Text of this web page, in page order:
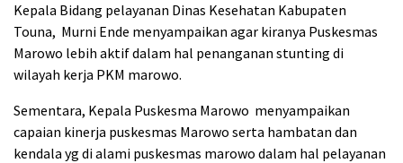
Kepala Bidang pelayanan Dinas Kesehatan Kabupaten
Touna, Murni Ende menyampaikan agar kiranya Puskesmas
Marowo lebih aktif dalam hal penanganan stunting di
wilayah kerja PKM marowo.
Sementara, Kepala Puskesma Marowo menyampaikan
capaian kinerja puskesmas Marowo serta hambatan dan
kendala yg di alami puskesmas marowo dalam hal pelayanan